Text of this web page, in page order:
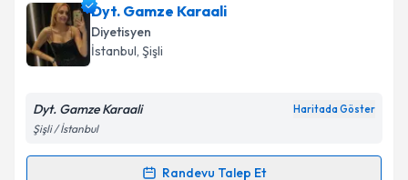
Dyt. Gamze Karaali
Diyetisyen
İstanbul, Şişli
Dyt. Gamze Karaali Haritada Göster
Şişli / İstanbul
Randevu Talep Et